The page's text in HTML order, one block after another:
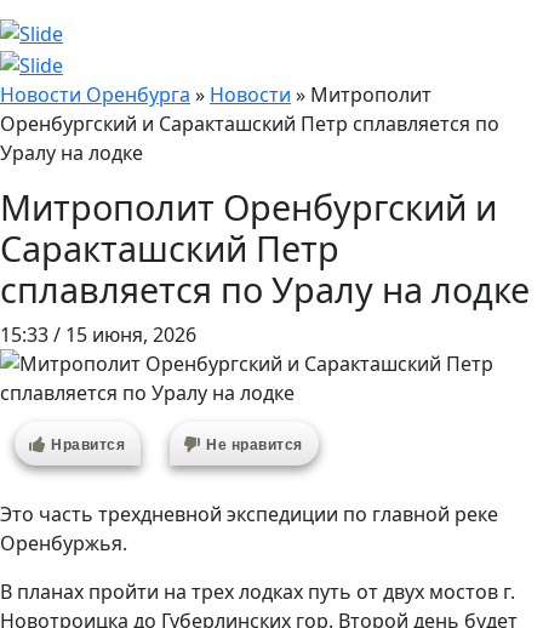
Новости Оренбурга » Новости » Митрополит
Оренбургский и Саракташский Петр сплавляется по
Уралу на лодке
Митрополит Оренбургский и
Саракташский Петр
сплавляется по Уралу на лодке
15:33 / 15 июня, 2026
Нравится Не нравится
Это часть трехдневной экспедиции по главной реке
Оренбуржья.
В планах пройти на трех лодках путь от двух мостов г.
Новотроицка до Губерлинских гор. Второй день будет